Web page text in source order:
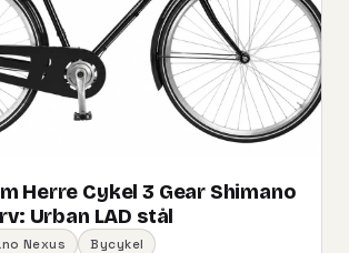
Herre Cykel 3 Gear Shimano
​Urban​ ​LAD​ ​stål
Nexus Bycykel